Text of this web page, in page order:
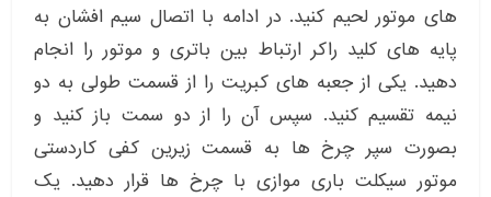
های موتور لحیم کنید. در ادامه با اتصال سیم افشان به
پایه های کلید راکر ارتباط بین باتری و موتور را انجام
دهید. یکی از جعبه های کبریت را از قسمت طولی به دو
نیمه تقسیم کنید. سپس آن را از دو سمت باز کنید و
بصورت سپر چرخ ها به قسمت زیرین کفی کاردستی
موتور سیکلت باری موازی با چرخ ها قرار دهید. یک